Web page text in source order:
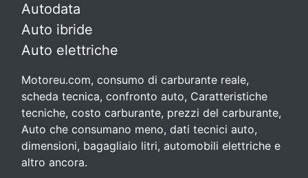
Autodata
Auto ibride
Auto elettriche
Motoreu.com, consumo di carburante reale,
scheda tecnica, confronto auto, Caratteristiche
tecniche, costo carburante, prezzi del carburante,
Auto che consumano meno, dati tecnici auto,
dimensioni, bagagliaio litri, automobili elettriche e
altro ancora.